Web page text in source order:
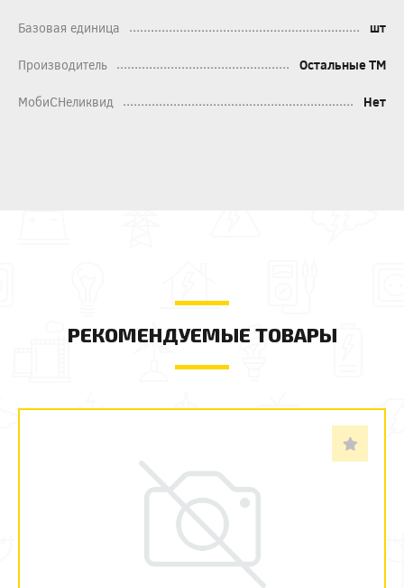
Базовая единица шт
Производитель Остальные ТМ
МобиСНеликвид Нет
РЕКОМЕНДУЕМЫЕ ТОВАРЫ